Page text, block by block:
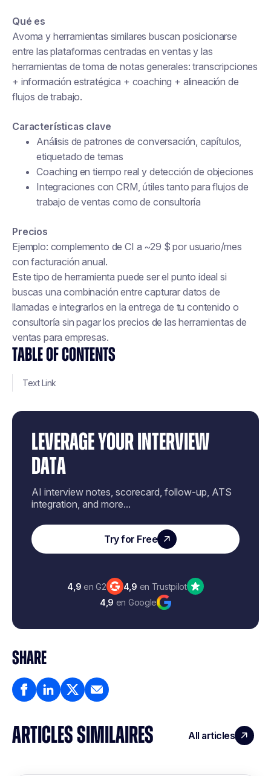
TABLE OF CONTENTS
Text Link
LEVERAGE YOUR INTERVIEW
DATA
AI interview notes, scorecard, follow-up, ATS
integration, and more...
Try for Free
4,9 en G2 4,9 en Trustpilot
4,9 en Google
SHARE
Qué es
Avoma y herramientas similares buscan posicionarse
entre las plataformas centradas en ventas y las
herramientas de toma de notas generales: transcripciones
+ información estratégica + coaching + alineación de
flujos de trabajo.
Características clave
Análisis de patrones de conversación, capítulos,
etiquetado de temas
Coaching en tiempo real y detección de objeciones
Integraciones con CRM, útiles tanto para flujos de
trabajo de ventas como de consultoría
Precios
Ejemplo: complemento de CI a ~29 $ por usuario/mes
con facturación anual.
Este tipo de herramienta puede ser el punto ideal si
buscas una combinación entre capturar datos de
llamadas e integrarlos en la entrega de tu contenido o
consultoría sin pagar los precios de las herramientas de
ventas para empresas.
ARTICLES SIMILAIRES All articles